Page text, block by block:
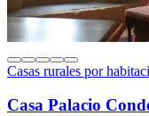
Casas rurales por
Casa Palacio